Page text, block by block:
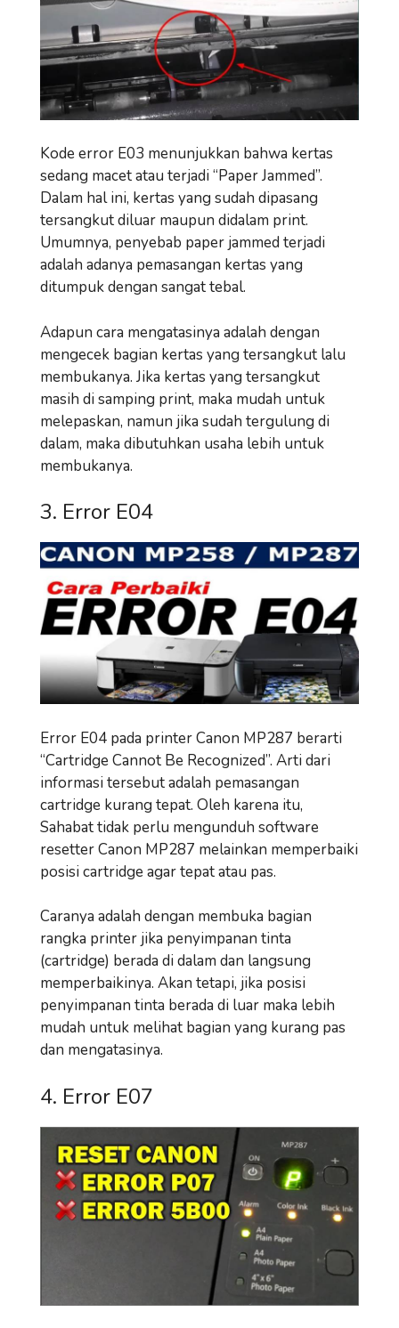
Kode error E03 menunjukkan bahwa kertas
sedang macet atau terjadi “Paper Jammed”.
Dalam hal ini, kertas yang sudah dipasang
tersangkut diluar maupun didalam print.
Umumnya, penyebab paper jammed terjadi
adalah adanya pemasangan kertas yang
ditumpuk dengan sangat tebal.
Adapun cara mengatasinya adalah dengan
mengecek bagian kertas yang tersangkut lalu
membukanya. Jika kertas yang tersangkut
masih di samping print, maka mudah untuk
melepaskan, namun jika sudah tergulung di
dalam, maka dibutuhkan usaha lebih untuk
membukanya.
3. Error E04
Error E04 pada printer Canon MP287 berarti
“Cartridge Cannot Be Recognized”. Arti dari
informasi tersebut adalah pemasangan
cartridge kurang tepat. Oleh karena itu,
Sahabat tidak perlu mengunduh software
resetter Canon MP287 melainkan memperbaiki
posisi cartridge agar tepat atau pas.
Caranya adalah dengan membuka bagian
rangka printer jika penyimpanan tinta
(cartridge) berada di dalam dan langsung
memperbaikinya. Akan tetapi, jika posisi
penyimpanan tinta berada di luar maka lebih
mudah untuk melihat bagian yang kurang pas
dan mengatasinya.
4. Error E07